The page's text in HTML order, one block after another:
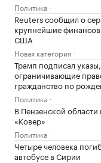
Политика
Reuters сообщил о
крупнейшие
США
Новая категория
Трамп подписал указы,
ограничивающие
гражданство по
Политика
В Пензенской области
«Ковер»
Политика
Четыре человека
автобусе в Сирии